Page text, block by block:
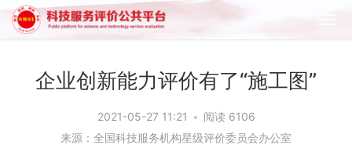
企业创新能力评价有了“施工图”
2021-05-27 11:21 • 阅读 6106
来源：全国科技服务机构星级评价委员会办公室